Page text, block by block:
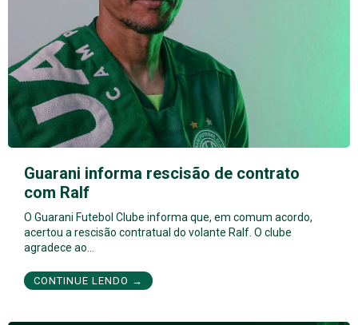
Guarani informa rescisão de contrato
com Ralf
O Guarani Futebol Clube informa que, em comum acordo,
acertou a rescisão contratual do volante Ralf. O clube
agradece ao…
CONTINUE LENDO →